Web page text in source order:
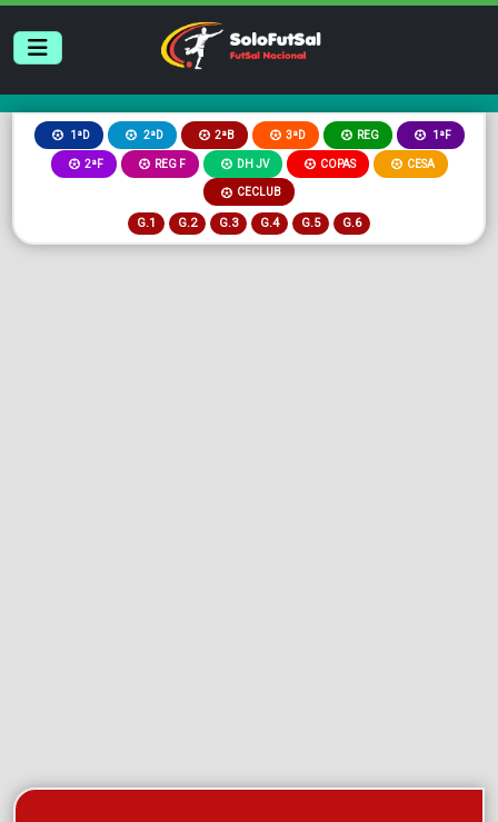
1ªD 2ªD 2ªB 3ªD REG 1ªF
2ªF REG F DH JV COPAS CESA
CECLUB
G.1 G.2 G.3 G.4 G.5 G.6